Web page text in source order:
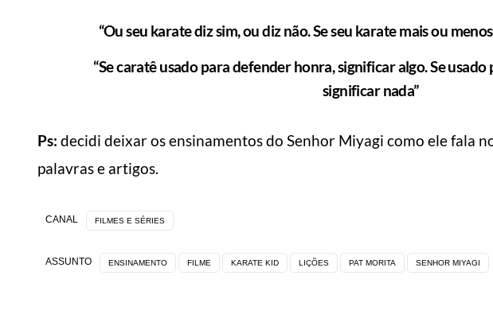
“Ou seu karate diz sim, ou diz não. Se seu karate mais ou
“Se caratê usado para defender honra, significar algo. Se
significar nada”
Ps: decidi deixar os ensinamentos do Senhor Miyagi como ele fala
palavras e artigos.
CANAL FILMES E SÉRIES
ASSUNTO ENSINAMENTO FILME KARATE KID LIÇÕES PAT MORITA SENHOR MIYAGI
suas roupas durarem
mais
Manual do Homem Moderno
Como fazer o dia
mais